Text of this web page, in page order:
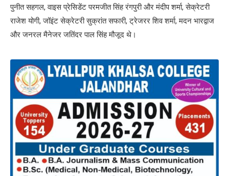
पुनीत सहगल, वाइस प्रेसिडेंट परमजीत सिंह रंगपुरी और मंदीप शर्मा, सेक्रेटरी
राजेश योगी, जॉइंट सेक्रेटरी सुक्रांत सफारी, ट्रेजरर शिव शर्मा, मदन भारद्वाज
और जनरल मैनेजर जतिंदर पाल सिंह मौजूद थे।